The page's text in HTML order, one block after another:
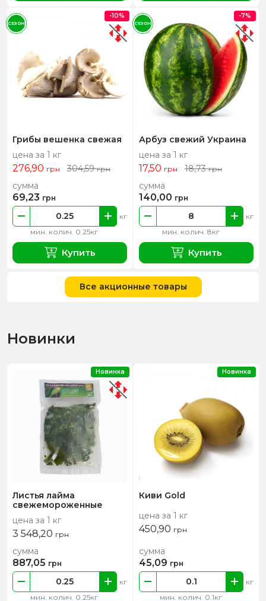
Грибы вешенка свежая
цена за 1 кг
276,90 грн 304,59грн
мин. колич. 0.25кг
кг
сумма
69,23 грн
Купить
-10%
СЕЗОН
Арбуз свежий Украина
цена за 1 кг
17,50 грн 18,73грн
мин. колич. 8кг
кг
сумма
140,00 грн
Купить
-7%
СЕЗОН
Все акционные товары
Новинки
Листья лайма
свежемороженные
цена за 1 кг
3 548,20 грн
мин. колич. 0.25кг
кг
сумма
887,05 грн
Новинка
Киви Gold
цена за 1 кг
450,90 грн
мин. колич. 0.1кг
кг
сумма
45,09 грн
Новинка